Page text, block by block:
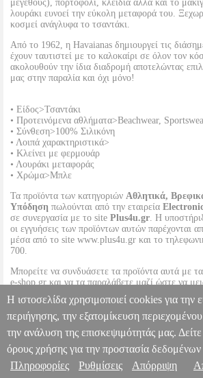
μεγέθους), πορτοφόλι, κλειδιά αλλά και το
λουράκι ευνοεί την εύκολη μεταφορά του.
κοσμεί ανάγλυφα το τσαντάκι.
Από το 1962, η Havaianas δημιουργεί τις
έχουν ταυτιστεί με το καλοκαίρι σε όλον τον
ακολουθούν την ίδια διαδρομή αποτελώντας
μας στην παραλία και όχι μόνο!
• Είδος>Τσαντάκι
• Προτεινόμενα αθλήματα>Beachwear,
• Σύνθεση>100% Σιλικόνη
• Λοιπά χαρακτηριστικά>
• Κλείνει με φερμουάρ
• Λουράκι μεταφοράς
• Χρώμα>Μπλε
Τα προϊόντα των κατηγοριών Αθλητικά,
Υπόδηση πωλούνται από την εταιρεία
σε συνεργασία με το site Plus4u.gr. Η
οι εγγυήσεις των προϊόντων αυτών παρέχονται
μέσα από το site www.plus4u.gr και το
700.
Μπορείτε να συνδυάσετε τα προϊόντα αυτά με
e-shop.gr και να τα παραλάβετε μαζί ώστε να
αποστολής. Μπορείτε επίσης να παραλάβετε από
point με μηδενικά έξοδα αποστολής ανεξαρτήτως
ΤΣΑΝΤΑΚΙ HAVAIANAS MINI
PL2.138170677 PL2.138170677
BEACHWEAR-ΑΝΔΡΑΣ-ΓΥΝΑΙΚΑ-
BEACHWEAR-ΑΝΔΡΑΣ-
Πληροφορίες & Υπηρεσίες >
Η ιστοσελίδα χρησιμοποιεί cookies για την
περιήγησης, την εξατομίκευση
την ανάλυση της επισκεψιμότητάς μας.
όρους χρήσης για την προστασία
Πληροφορίες
Ρυθμίσεις Απόρριψη